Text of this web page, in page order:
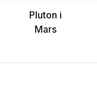
Pluton i
Mars